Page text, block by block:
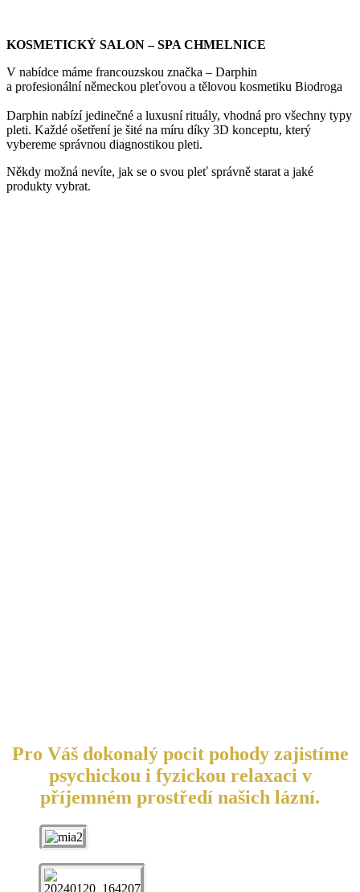
KOSMETICKÝ SALON – SPA CHMELNICE
V nabídce máme francouzskou značka – Darphin
a profesionální německou pleťovou a tělovou kosmetiku Biodroga
Darphin nabízí jedinečné a luxusní rituály, vhodná pro všechny typy
pleti. Každé ošetření je šité na míru díky 3D konceptu, který
vybereme správnou diagnostikou pleti.
Někdy možná nevíte, jak se o svou pleť správně starat a jaké
produkty vybrat.
Pro Váš dokonalý pocit pohody zajistíme
psychickou i fyzickou relaxaci v
příjemném prostředí našich lázní.